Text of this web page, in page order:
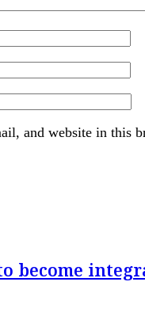
and website in this
become